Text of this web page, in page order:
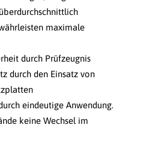
maximale
durch Prüfzeugnis
durch den Einsatz von
eindeutige Anwendung.
keine Wechsel im